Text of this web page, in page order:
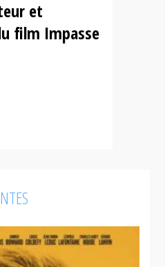
et
film Impasse